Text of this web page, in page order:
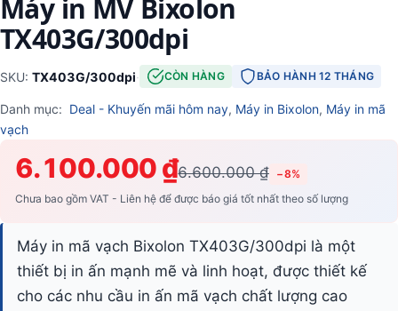
Máy in MV Bixolon
TX403G/300dpi
SKU: TX403G/300dpi· CÒN HÀNG BẢO HÀNH 12 THÁNG
Danh mục: Deal - Khuyến mãi hôm nay, Máy in Bixolon, Máy in mã
vạch
6.100.000 ₫6.600.000 ₫ −8%
Chưa bao gồm VAT - Liên hệ để được báo giá tốt nhất theo số lượng
Máy in mã vạch Bixolon TX403G/300dpi là một
thiết bị in ấn mạnh mẽ và linh hoạt, được thiết kế
cho các nhu cầu in ấn mã vạch chất lượng cao